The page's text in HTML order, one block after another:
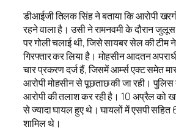
डीआईजी तिलक सिंह ने बताया कि आरोपी
रहने वाला है। उसी ने रामनवमी के दौरान जुलूस
पर गोली चलाई थी, जिसे सायबर सेल की टीम
गिरफ्तार कर लिया है। मोहसीन आदतन
चार प्रकरण दर्ज हैं, जिसमें आर्म्स एक्ट समेत
आरोपी मोहसीन से पूछताछ की जा रही।
आरोपी की तलाश कर रही है। 10 अप्रैल को
से ज्यादा घायल हुए थे। घायलों में एसपी
शामिल थे।